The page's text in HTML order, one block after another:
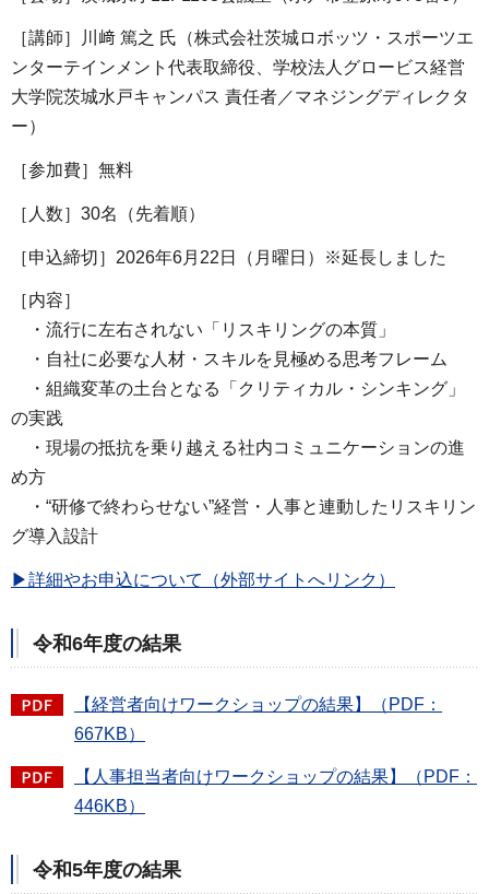
［講師］川﨑 篤之 氏（株式会社茨城ロボッツ・スポーツエ
ンターテインメント代表取締役、学校法人グロービス経営
大学院茨城水戸キャンパス 責任者／マネジングディレクタ
ー）
［参加費］無料
［人数］30名（先着順）
［申込締切］2026年6月22日（月曜日）※延長しました
［内容］
・流行に左右されない「リスキリングの本質」
・自社に必要な人材・スキルを見極める思考フレーム
・組織変革の土台となる「クリティカル・シンキング」
の実践
・現場の抵抗を乗り越える社内コミュニケーションの進
め方
・“研修で終わらせない”経営・人事と連動したリスキリン
グ導入設計
▶詳細やお申込について（外部サイトへリンク）
令和6年度の結果
【経営者向けワークショップの結果】（PDF：
667KB）
【人事担当者向けワークショップの結果】（PDF：
446KB）
令和5年度の結果